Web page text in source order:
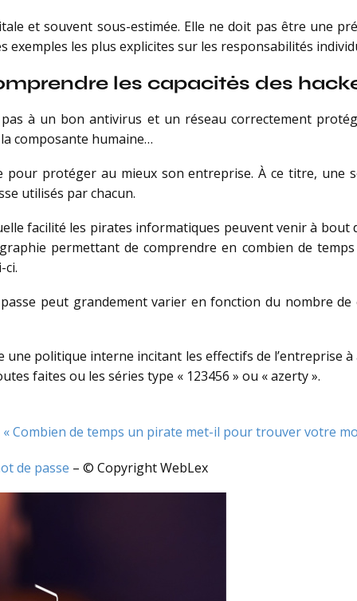
et souvent sous-estimée. Elle ne doit pas être une
exemples les plus explicites sur les responsabilités
les capacités des
à un bon antivirus et un réseau correctement
composante humaine…
protéger au mieux son entreprise. À ce titre, une
utilisés par chacun.
facilité les pirates informatiques peuvent venir à bout
permettant de comprendre en combien de
ci.
peut grandement varier en fonction du nombre
une politique interne incitant les effectifs de l’entreprise
faites ou les séries type « 123456 » ou « azerty ».
« Combien de temps un pirate met-il pour trouver votre
de passe – © Copyright WebLex